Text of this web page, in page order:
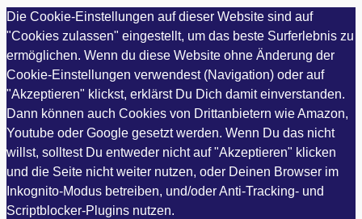
Die Cookie-Einstellungen auf dieser Website sind auf
"Cookies zulassen" eingestellt, um das beste Surferlebnis zu
ermöglichen. Wenn du diese Website ohne Änderung der
Cookie-Einstellungen verwendest (Navigation) oder auf
"Akzeptieren" klickst, erklärst Du Dich damit einverstanden.
Dann können auch Cookies von Drittanbietern wie Amazon,
Youtube oder Google gesetzt werden. Wenn Du das nicht
willst, solltest Du entweder nicht auf "Akzeptieren" klicken
und die Seite nicht weiter nutzen, oder Deinen Browser im
Inkognito-Modus betreiben, und/oder Anti-Tracking- und
Scriptblocker-Plugins nutzen.